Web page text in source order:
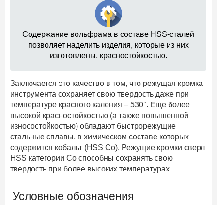
Содержание вольфрама в составе HSS-сталей
позволяет наделить изделия, которые из них
изготовлены, красностойкостью.
Заключается это качество в том, что режущая кромка
инструмента сохраняет свою твердость даже при
температуре красного каления – 530°. Еще более
высокой красностойкостью (а также повышенной
износостойкостью) обладают быстрорежущие
стальные сплавы, в химическом составе которых
содержится кобальт (HSS Co). Режущие кромки сверл
HSS категории Co способны сохранять свою
твердость при более высоких температурах.
Условные обозначения